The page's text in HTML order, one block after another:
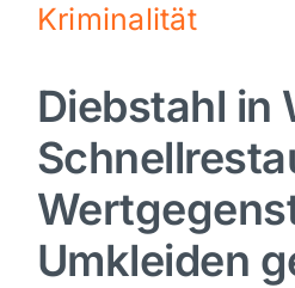
Nachrichten
Politik
Wirtschaft
Sport
Kriminalität
Diebstahl in
Umkleiden